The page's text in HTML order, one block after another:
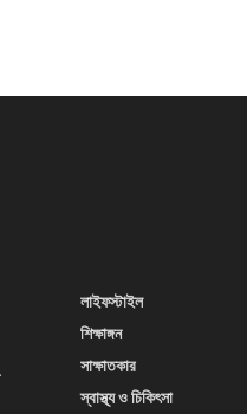
লাইফস্টাইল
শিক্ষাঙ্গন
সাক্ষাতকার
স্বাস্থ্য ও চিকিৎসা